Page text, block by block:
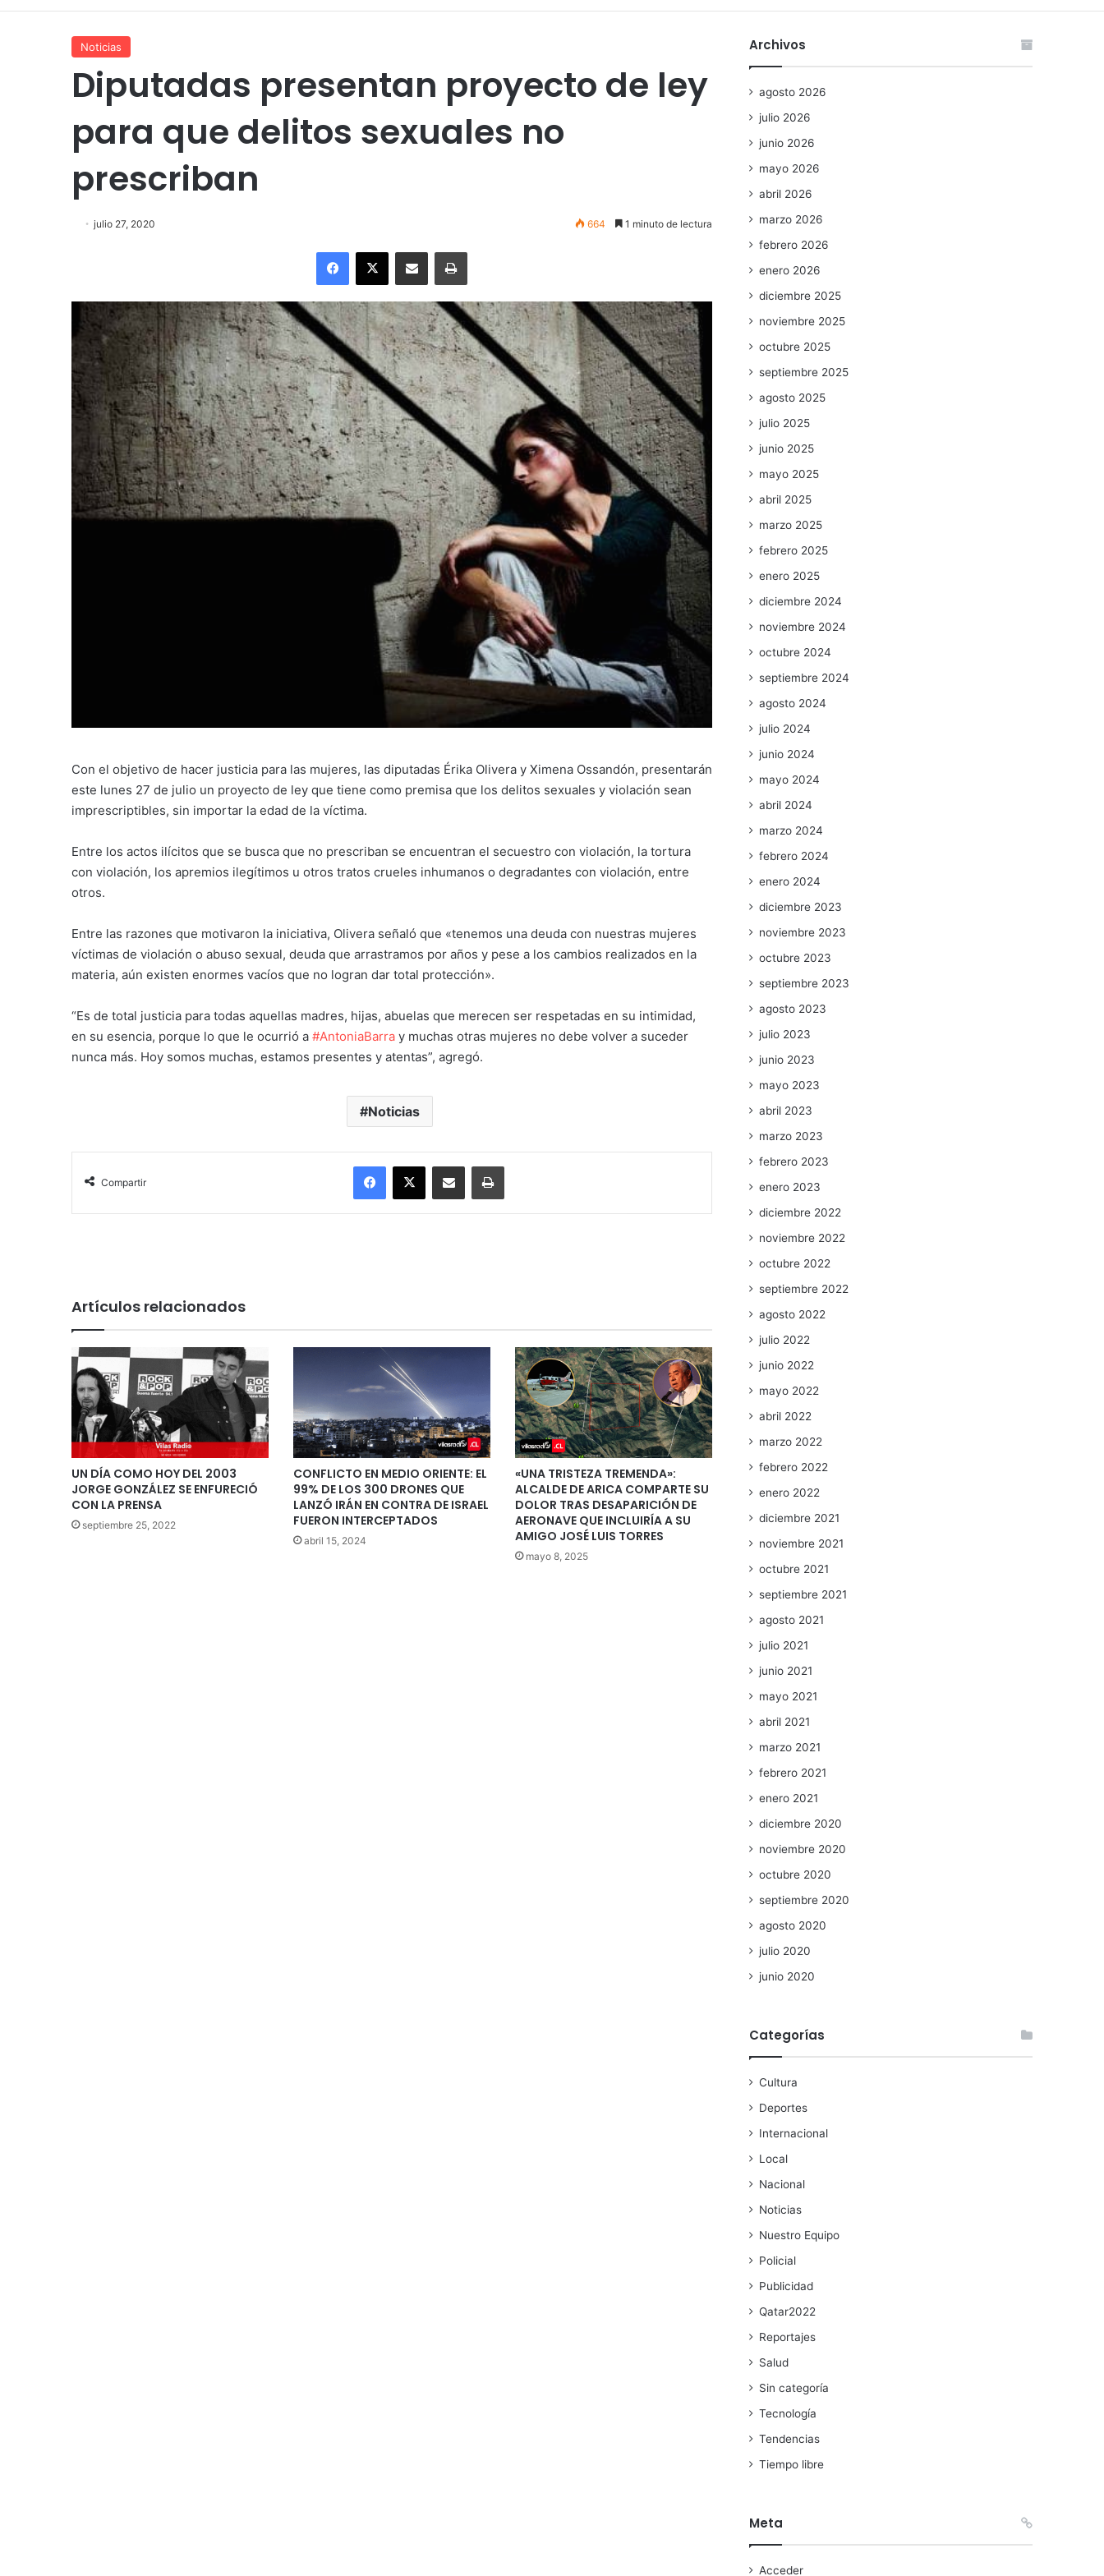
Noticias
Diputadas presentan proyecto de ley
para que delitos sexuales no
prescriban
julio 27, 2020 664 1 minuto de lectura
Facebook
X Enviar vía email Imprimir
Con el objetivo de hacer justicia para las mujeres, las diputadas Érika Olivera y Ximena Ossandón, presentarán
este lunes 27 de julio un proyecto de ley que tiene como premisa que los delitos sexuales y violación sean
imprescriptibles, sin importar la edad de la víctima.
Entre los actos ilícitos que se busca que no prescriban se encuentran el secuestro con violación, la tortura
con violación, los apremios ilegítimos u otros tratos crueles inhumanos o degradantes con violación, entre
otros.
Entre las razones que motivaron la iniciativa, Olivera señaló que «tenemos una deuda con nuestras mujeres
víctimas de violación o abuso sexual, deuda que arrastramos por años y pese a los cambios realizados en la
materia, aún existen enormes vacíos que no logran dar total protección».
“Es de total justicia para todas aquellas madres, hijas, abuelas que merecen ser respetadas en su intimidad,
en su esencia, porque lo que le ocurrió a #AntoniaBarra y muchas otras mujeres no debe volver a suceder
nunca más. Hoy somos muchas, estamos presentes y atentas”, agregó.
Noticias
Compartir
Facebook
X Enviar vía email Imprimir
Artículos relacionados
UN DÍA COMO HOY DEL 2003
JORGE GONZÁLEZ SE ENFURECIÓ
CON LA PRENSA
septiembre 25, 2022
CONFLICTO EN MEDIO ORIENTE: EL
99% DE LOS 300 DRONES QUE
LANZÓ IRÁN EN CONTRA DE ISRAEL
FUERON INTERCEPTADOS
abril 15, 2024
«UNA TRISTEZA TREMENDA»:
ALCALDE DE ARICA COMPARTE SU
DOLOR TRAS DESAPARICIÓN DE
AERONAVE QUE INCLUIRÍA A SU
AMIGO JOSÉ LUIS TORRES
mayo 8, 2025
Archivos
agosto 2026
julio 2026
junio 2026
mayo 2026
abril 2026
marzo 2026
febrero 2026
enero 2026
diciembre 2025
noviembre 2025
octubre 2025
septiembre 2025
agosto 2025
julio 2025
junio 2025
mayo 2025
abril 2025
marzo 2025
febrero 2025
enero 2025
diciembre 2024
noviembre 2024
octubre 2024
septiembre 2024
agosto 2024
julio 2024
junio 2024
mayo 2024
abril 2024
marzo 2024
febrero 2024
enero 2024
diciembre 2023
noviembre 2023
octubre 2023
septiembre 2023
agosto 2023
julio 2023
junio 2023
mayo 2023
abril 2023
marzo 2023
febrero 2023
enero 2023
diciembre 2022
noviembre 2022
octubre 2022
septiembre 2022
agosto 2022
julio 2022
junio 2022
mayo 2022
abril 2022
marzo 2022
febrero 2022
enero 2022
diciembre 2021
noviembre 2021
octubre 2021
septiembre 2021
agosto 2021
julio 2021
junio 2021
mayo 2021
abril 2021
marzo 2021
febrero 2021
enero 2021
diciembre 2020
noviembre 2020
octubre 2020
septiembre 2020
agosto 2020
julio 2020
junio 2020
Categorías
Cultura
Deportes
Internacional
Local
Nacional
Noticias
Nuestro Equipo
Policial
Publicidad
Qatar2022
Reportajes
Salud
Sin categoría
Tecnología
Tendencias
Tiempo libre
Meta
Acceder